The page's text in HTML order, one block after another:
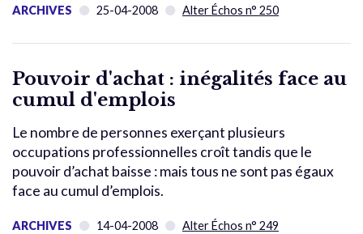
ARCHIVES 25-04-2008 Alter Échos n° 250
Pouvoir d'achat : inégalités face au
cumul d'emplois
Le nombre de personnes exerçant plusieurs
occupations professionnelles croît tandis que le
pouvoir d’achat baisse : mais tous ne sont pas égaux
face au cumul d’emplois.
ARCHIVES 14-04-2008 Alter Échos n° 249